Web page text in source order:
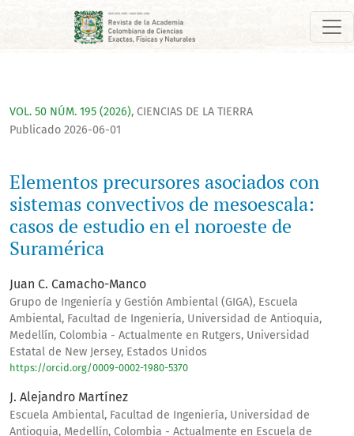
Elementos precursores asociados con sistemas convectivos
VOL. 50 NÚM. 195 (2026), CIENCIAS DE LA TIERRA
Elementos precursores asociados con
sistemas convectivos de mesoescala:
casos de estudio en el noroeste de
Suramérica
Publicado 2026-06-01
Juan C. Camacho-Manco
Grupo de Ingeniería y Gestión Ambiental (GIGA), Escuela
Ambiental, Facultad de Ingeniería, Universidad de Antioquia,
Medellín, Colombia - Actualmente en Rutgers, Universidad
Estatal de New Jersey, Estados Unidos
https://orcid.org/0009-0002-1980-5370
J. Alejandro Martínez
Escuela Ambiental, Facultad de Ingeniería, Universidad de
Antioquia, Medellín, Colombia - Actualmente en Escuela de